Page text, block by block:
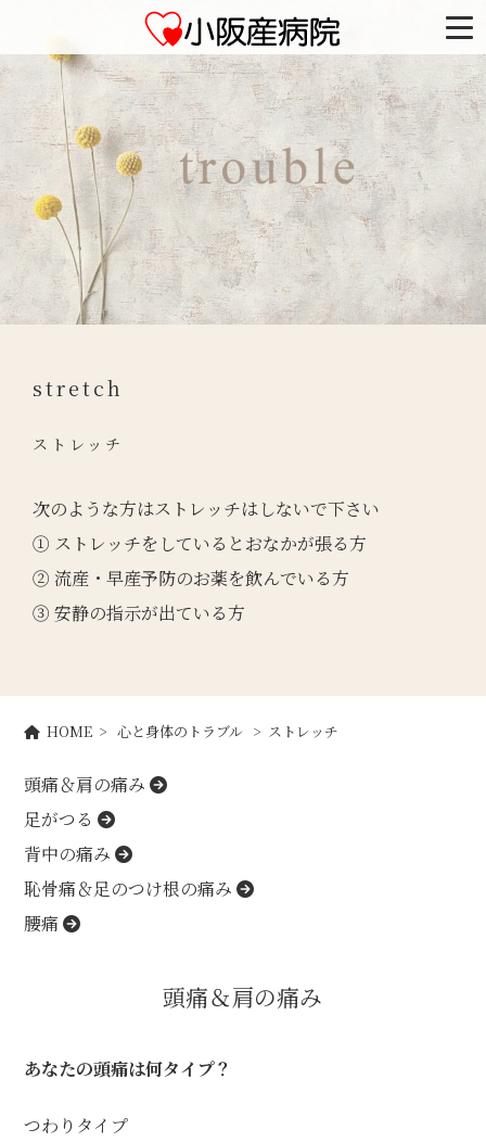
stretch
ストレッチ
次のような方はストレッチはしないで下さい
① ストレッチをしているとおなかが張る方
② 流産・早産予防のお薬を飲んでいる方
③ 安静の指示が出ている方
HOME >心と身体のトラブル > ストレッチ
頭痛＆肩の痛み
足がつる
背中の痛み
恥骨痛＆足のつけ根の痛み
腰痛
頭痛＆肩の痛み
あなたの頭痛は何タイプ？
つわりタイプ